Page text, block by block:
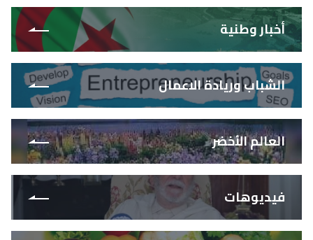
أخبار وطنية
الشباب وريادة الاعمال
العالم الأخضر
فيديوهات